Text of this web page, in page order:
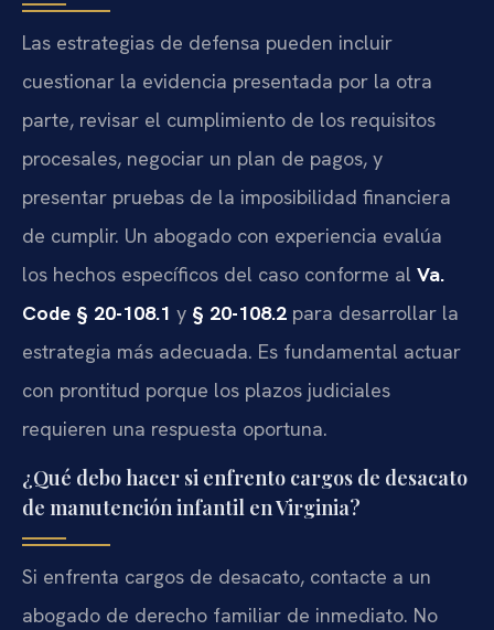
Las estrategias de defensa pueden incluir
cuestionar la evidencia presentada por la otra
parte, revisar el cumplimiento de los requisitos
procesales, negociar un plan de pagos, y
presentar pruebas de la imposibilidad financiera
de cumplir. Un abogado con experiencia evalúa
los hechos específicos del caso conforme al Va.
Code § 20-108.1 y § 20-108.2 para desarrollar la
estrategia más adecuada. Es fundamental actuar
con prontitud porque los plazos judiciales
requieren una respuesta oportuna.
¿Qué debo hacer si enfrento cargos de desacato
de manutención infantil en Virginia?
Si enfrenta cargos de desacato, contacte a un
abogado de derecho familiar de inmediato. No